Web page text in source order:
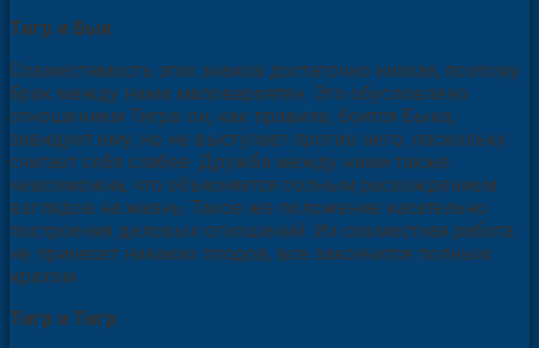
Тигр и Бык
Совместимость этих знаков достаточно низкая, поэтому
брак между ними маловероятен. Это обусловлено
отношением Тигра: он, как правило, боится Быка,
завидует ему, но не выступает против него, поскольку
считает себя слабее. Дружба между ними также
невозможна, что объясняется полным расхождением
взглядов на жизнь. Такое же положение касательно
построения деловых отношений. Их совместная работа
не принесет никаких плодов, все закончится полным
крахом.
Тигр и Тигр